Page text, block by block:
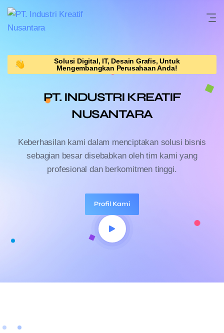
Solusi Digital, IT, Desain Grafis, Untuk
Mengembangkan Perusahaan Anda!
PT. INDUSTRI KREATIF
NUSANTARA
Keberhasilan kami dalam menciptakan solusi bisnis
sebagian besar disebabkanoleh tim kami yang
profesional dan berkomitmen tinggi.
Profil Kami